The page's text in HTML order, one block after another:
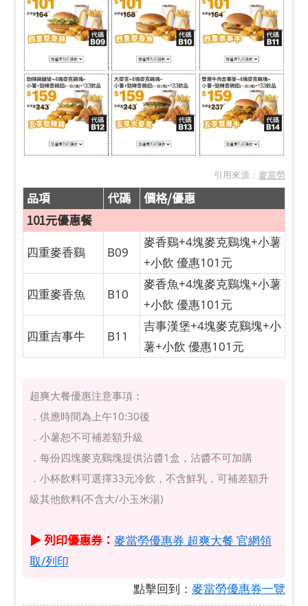
引用來源： 麥當勞
品項 代碼
價格/優惠
101元優惠餐
四重麥香鷄 B09
麥香鷄+4塊麥克鷄塊+小薯
+小飲 優惠101元
四重麥香魚
B10
麥香魚+4塊麥克鷄塊+小薯
+小飲 優惠101元
四重吉事牛
B11
吉事漢堡+4塊麥克鷄塊+小
薯+小飲 優惠101元
超爽大餐優惠注意事項：
．供應時間為上午10:30後
．小薯恕不可補差額升級
．每份四塊麥克鷄塊提供沾醬1盒，沾醬不可加購
．小杯飲料可選擇33元冷飲，不含鮮乳，可補差額升
級其他飲料(不含大/小玉米湯)
▶ 列印優惠券： 麥當勞優惠券 超爽大餐 官網領
取/列印
點擊回到： 麥當勞優惠券一覽